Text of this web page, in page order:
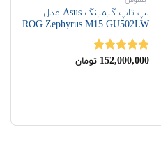
لپ تاپ گیمینگ Asus مدل
ROG Zephyrus M15 ‎GU502LW
نمره5.00
152,000,000 تومان